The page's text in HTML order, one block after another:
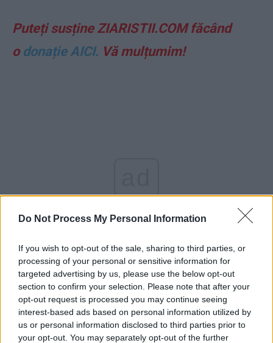
Do Not Process My Personal Information
If you wish to opt-out of the sale, sharing to third parties, or
processing of your personal or sensitive information for
targeted advertising by us, please use the below opt-out
section to confirm your selection. Please note that after your
opt-out request is processed you may continue seeing
interest-based ads based on personal information utilized by
us or personal information disclosed to third parties prior to
your opt-out. You may separately opt-out of the further
Puteți susține ZIARISTII.COM făcând
o donație AICI. Vă mulțumim!
CITIȚI ȘI:
*Justiția intră-n grevă mascată, pentru pensii